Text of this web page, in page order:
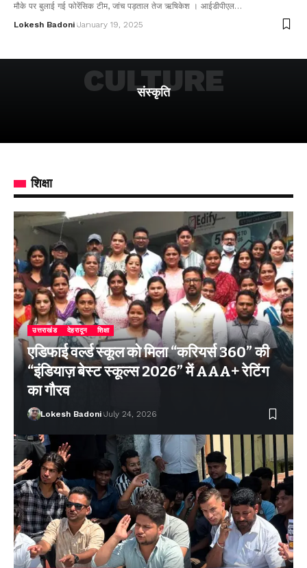
मौके पर बुलाई गई फोरेंसिक टीम, जांच पड़ताल तेज ऋषिकेश । आईडीपीएल…
Lokesh Badoni January 19, 2025
संस्कृति
CULTURE
शिक्षा
उत्तराखंड देहरादून शिक्षा
एडिफाई वर्ल्ड स्कूल को मिला “करियर्स 360” की
“इंडियाज़ बेस्ट स्कूल्स 2026” में AAA+ रेटिंग
का गौरव
Lokesh Badoni July 24, 2026